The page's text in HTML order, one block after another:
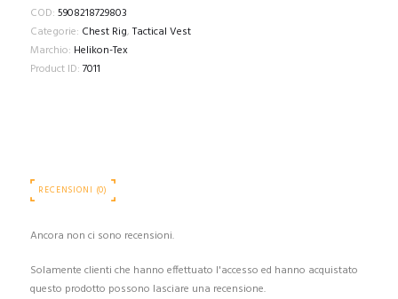
COD: 5908218729803
Categorie: Chest Rig,Tactical Vest
Marchio: Helikon-Tex
Product ID: 7011
RECENSIONI (0)
Ancora non ci sono recensioni.
Solamente clienti che hanno effettuato l'accesso ed hanno acquistato
questo prodotto possono lasciare una recensione.